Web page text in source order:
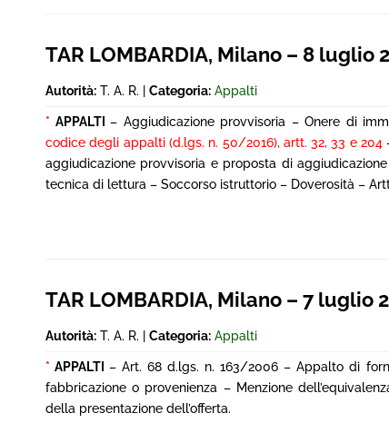
TAR LOMBARDIA, Milano – 8 luglio
Autorità: T. A. R. | Categoria: Appalti
* APPALTI– Aggiudicazione provvisoria – Onere di
codice degli appalti (d.lgs. n. 50/2016), artt. 32, 33 e 204
aggiudicazione provvisoria e proposta di
tecnica di lettura – Soccorso istruttorio – Doverosità –
TAR LOMBARDIA, Milano – 7 luglio
Autorità: T. A. R. | Categoria: Appalti
*APPALTI– Art. 68 d.lgs. n. 163/2006 – Appalto di
fabbricazione o provenienza – Menzione
della presentazione dell’offerta.